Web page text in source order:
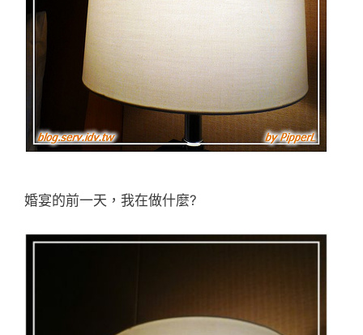
婚宴的前一天，我在做什麼?